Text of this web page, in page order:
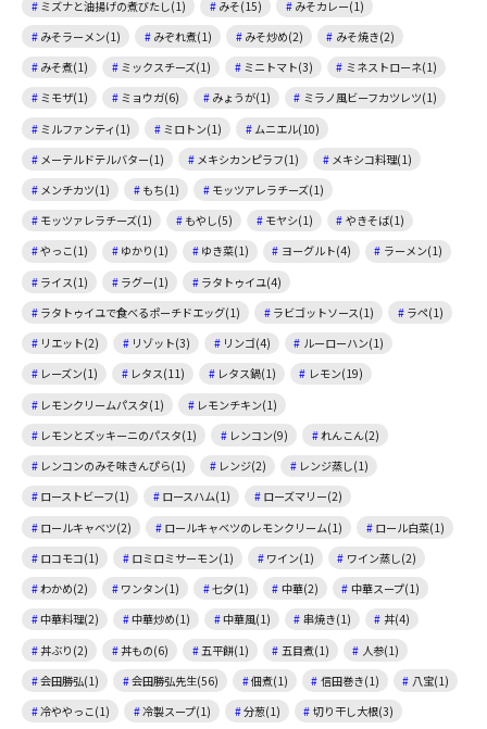
ミズナと油揚げの煮びたし(1)
みそ(15)
みそカレー(1)
みそラーメン(1)
みぞれ煮(1) みそ炒め(2)
みそ焼き(2)
みそ煮(1)
ミックスチーズ(1) ミニトマト(3)
ミネストローネ(1)
ミモザ(1)
ミョウガ(6) みょうが(1)
ミラノ風ビーフカツレツ(1)
ミルファンティ(1)
ミロトン(1)
ムニエル(10)
メーテルドテルバター(1)
メキシカンピラフ(1)
メキシコ料理(1)
メンチカツ(1)
もち(1)
モッツアレラチーズ(1)
モッツァレラチーズ(1)
もやし(5) モヤシ(1)
やきそば(1)
やっこ(1)
ゆかり(1) ゆき菜(1) ヨーグルト(4)
ラーメン(1)
ライス(1)
ラグー(1)
ラタトゥイユ(4)
ラタトゥイユで食べるポーチドエッグ(1)
ラビゴットソース(1)
ラペ(1)
リエット(2)
リゾット(3) リンゴ(4)
ルーローハン(1)
レーズン(1)
レタス(11) レタス鍋(1)
レモン(19)
レモンクリームパスタ(1)
レモンチキン(1)
レモンとズッキーニのパスタ(1)
レンコン(9)
れんこん(2)
レンコンのみそ味きんぴら(1)
レンジ(2)
レンジ蒸し(1)
ローストビーフ(1)
ロースハム(1)
ローズマリー(2)
ロールキャベツ(2)
ロールキャベツのレモンクリーム(1)
ロール白菜(1)
ロコモコ(1)
ロミロミサーモン(1) ワイン(1)
ワイン蒸し(2)
わかめ(2)
ワンタン(1) 七夕(1) 中華(2)
中華スープ(1)
中華料理(2)
中華炒め(1) 中華風(1) 串焼き(1)
丼(4)
丼ぶり(2)
丼もの(6) 五平餅(1) 五目煮(1)
人参(1)
会田勝弘(1)
会田勝弘先生(56) 佃煮(1) 信田巻き(1)
八宝(1)
冷ややっこ(1)
冷製スープ(1) 分葱(1)
切り干し大根(3)